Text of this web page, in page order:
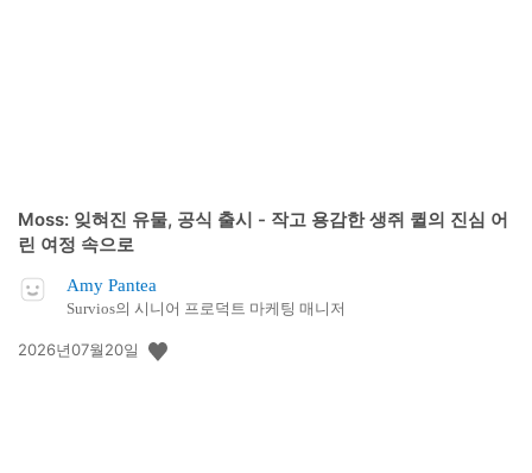
Moss: 잊혀진 유물, 공식 출시 - 작고 용감한 생쥐 퀼의 진심 어
린 여정 속으로
Amy Pantea
Survios의 시니어 프로덕트 마케팅 매니저
공
2026년07월20일